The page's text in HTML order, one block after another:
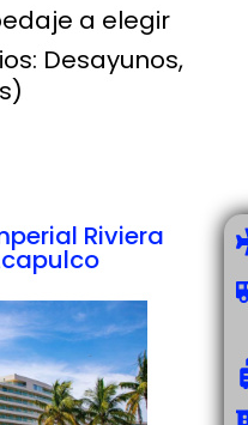
a elegir
Desayunos,
Riviera